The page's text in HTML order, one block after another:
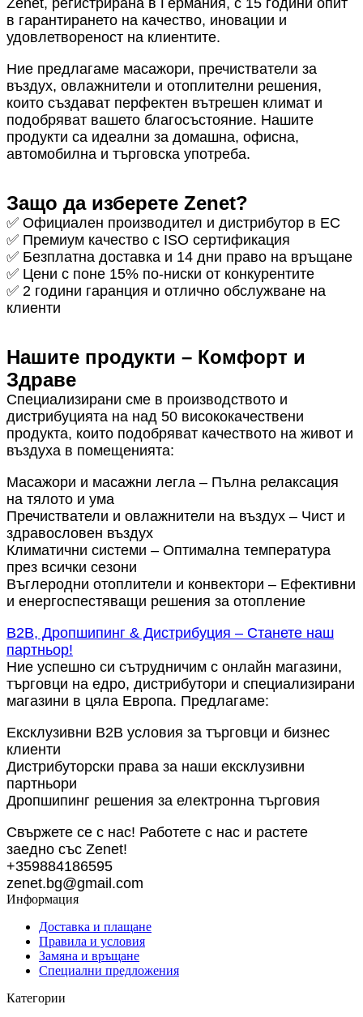
в гарантирането на качество, иновации и
удовлетвореност на клиентите.
Ние предлагаме масажори, пречистватели за
въздух, овлажнители и отоплителни решения,
които създават перфектен вътрешен климат и
подобряват вашето благосъстояние. Нашите
продукти са идеални за домашна, офисна,
автомобилна и търговска употреба.
Защо да изберете Zenet?
✅ Официален производител и дистрибутор в ЕС
✅ Премиум качество с ISO сертификация
✅ Безплатна доставка и 14 дни право на връщане
✅ Цени с поне 15% по-ниски от конкурентите
✅ 2 години гаранция и отлично обслужване на
клиенти
Нашите продукти – Комфорт и
Здраве
Специализирани сме в производството и
дистрибуцията на над 50 висококачествени
продукта, които подобряват качеството на живот и
въздуха в помещенията:
Масажори и масажни легла – Пълна релаксация
на тялото и ума
Пречистватели и овлажнители на въздух – Чист и
здравословен въздух
Климатични системи – Оптимална температура
през всички сезони
Въглеродни отоплители и конвектори – Ефективни
и енергоспестяващи решения за отопление
B2B, Дропшипинг & Дистрибуция – Станете наш
партньор!
Ние успешно си сътрудничим с онлайн магазини,
търговци на едро, дистрибутори и специализирани
магазини в цяла Европа. Предлагаме:
Ексклузивни B2B условия за търговци и бизнес
клиенти
Дистрибуторски права за наши ексклузивни
партньори
Дропшипинг решения за електронна търговия
Свържете се с нас! Работете с нас и растете
заедно със Zenet!
+359884186595
zenet.bg@gmail.com
Информация
Доставка и плащане
Правила и условия
Замяна и връщане
Специални предложения
Категории